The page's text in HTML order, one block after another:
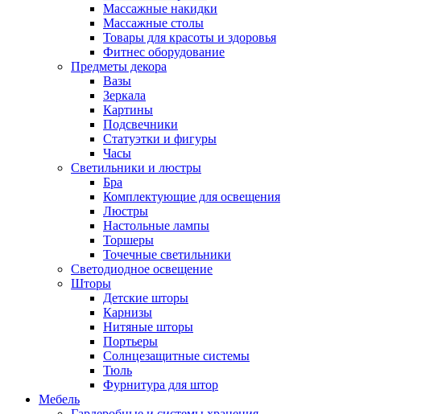
Массажные накидки
Массажные столы
Товары для красоты и здоровья
Фитнес оборудование
Предметы декора
Вазы
Зеркала
Картины
Подсвечники
Статуэтки и фигуры
Часы
Светильники и люстры
Бра
Комплектующие для освещения
Люстры
Настольные лампы
Торшеры
Точечные светильники
Светодиодное освещение
Шторы
Детские шторы
Карнизы
Нитяные шторы
Портьеры
Солнцезащитные системы
Тюль
Фурнитура для штор
Мебель